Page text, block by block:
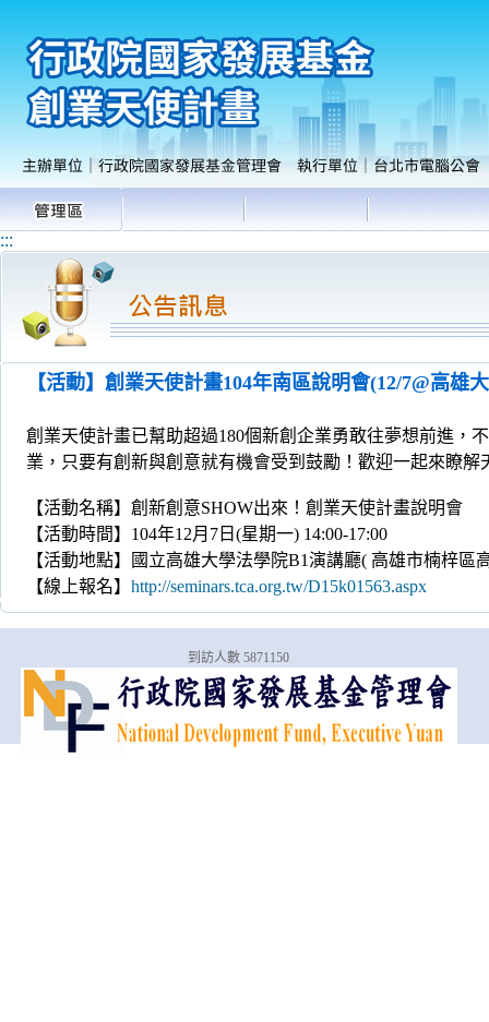
:::
【活動】創業天使計畫104年南區說明會(12/7@高雄
創業天使計畫已幫助超過180個新創企業勇敢往夢想前進，
業，只要有創新與創意就有機會受到鼓勵！歡迎一起來瞭解
【活動名稱】創新創意SHOW出來！創業天使計畫說明會
【活動時間】104年12月7日(星期一) 14:00-17:00
【活動地點】國立高雄大學法學院B1演講廳( 高雄市楠梓區
【線上報名】 http://seminars.tca.org.tw/D15k01563.aspx
到訪人數 5871150